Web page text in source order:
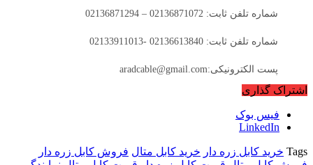
شماره تلفن ثابت: 02136871072 – 02136871294
شماره تلفن ثابت: 02136613840 -02133911013
پست الکترونیکی:aradcable@gmail.com
اشتراک گذاری
فیس بوک
LinkedIn
Tags خرید کابل زره دار خرید کابل متال فروش کابل زره دار